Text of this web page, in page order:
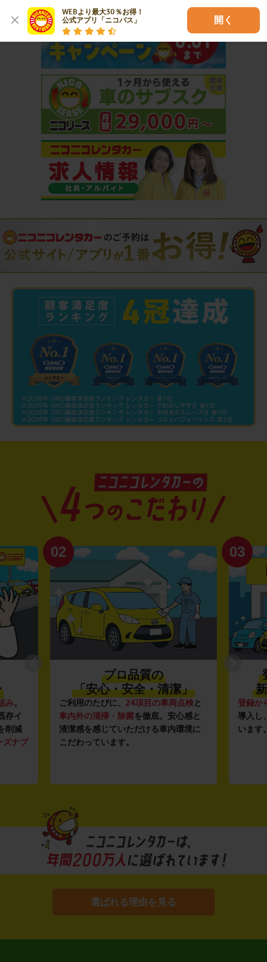
WEBより最大30％お得！
公式アプリ「ニコパス」
開く
み。
存イ
削減
ズナブ
02
プロ品質の
「安心・安全・清潔」
ご利用のたびに、 24項目の車両点検と
車内外の清掃・除菌を徹底。安心感と
清潔感を感じていただける車内環境に
こだわっています。
03
登録か
導入し
います
選ばれる理由を見る